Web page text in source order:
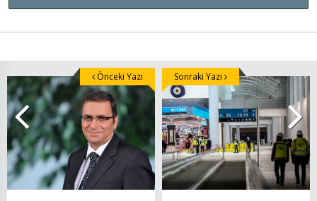
Önceki Yazı Sonraki Yazı